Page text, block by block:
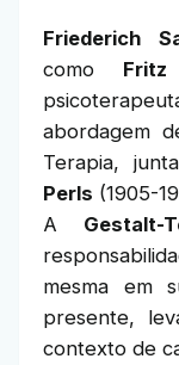
Friederich
como
abordagem
Terapia,
Perls (1905-
A Gestalt-
mesma em
presente,
contexto de